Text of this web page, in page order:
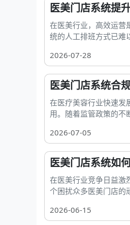
医美门店系统提
在医美行业，高效运营
统的人工排班方式已难
2026-07-28
医美门店系统合
在医疗美容行业快速发
用。随着监管政策的不
2026-07-05
医美门店系统如
在医美行业竞争日益激
个困扰众多医美门店的
2026-06-15